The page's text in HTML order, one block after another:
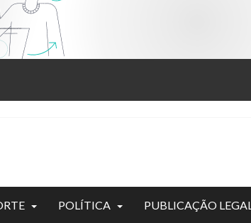
POLÍTICA PUBLICAÇÃO LEGAL